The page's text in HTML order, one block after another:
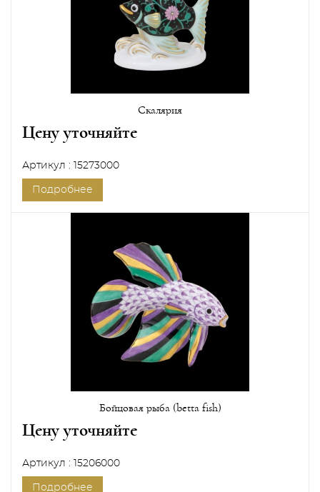
Скалярия
Цену уточняйте
Артикул : 15273000
Подробнее
Бойцовая рыба (betta fish)
Цену уточняйте
Артикул : 15206000
Подробнее